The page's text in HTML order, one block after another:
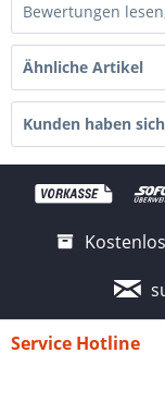
Bewertungen
Ähnliche Artikel
Kunden haben
Service Hotline